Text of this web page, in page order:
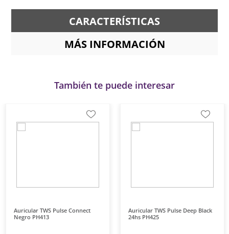
CARACTERÍSTICAS
MÁS INFORMACIÓN
También te puede interesar
Auricular TWS Pulse Connect
Negro PH413
Auricular TWS Pulse Deep Black
24hs PH425